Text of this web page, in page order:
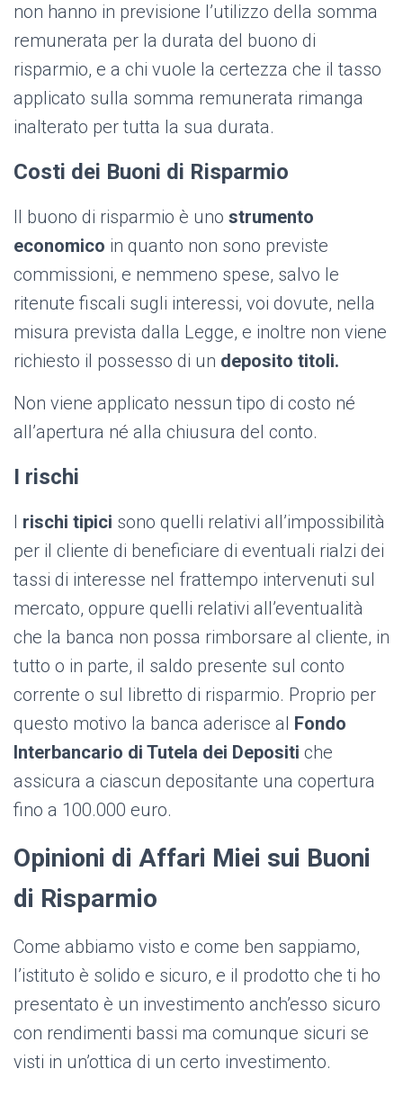
non hanno in previsione l’utilizzo della somma
remunerata per la durata del buono di
risparmio, e a chi vuole la certezza che il tasso
applicato sulla somma remunerata rimanga
inalterato per tutta la sua durata.
Costi dei Buoni di Risparmio
Il buono di risparmio è uno strumento
economico in quanto non sono previste
commissioni, e nemmeno spese, salvo le
ritenute fiscali sugli interessi, voi dovute, nella
misura prevista dalla Legge, e inoltre non viene
richiesto il possesso di un deposito titoli.
Non viene applicato nessun tipo di costo né
all’apertura né alla chiusura del conto.
I rischi
I rischi tipici sono quelli relativi all’impossibilità
per il cliente di beneficiare di eventuali rialzi dei
tassi di interesse nel frattempo intervenuti sul
mercato, oppure quelli relativi all’eventualità
che la banca non possa rimborsare al cliente, in
tutto o in parte, il saldo presente sul conto
corrente o sul libretto di risparmio. Proprio per
questo motivo la banca aderisce al Fondo
Interbancario di Tutela dei Depositi che
assicura a ciascun depositante una copertura
fino a 100.000 euro.
Opinioni di Affari Miei sui Buoni
di Risparmio
Come abbiamo visto e come ben sappiamo,
l’istituto è solido e sicuro, e il prodotto che ti ho
presentato è un investimento anch’esso sicuro
con rendimenti bassi ma comunque sicuri se
visti in un’ottica di un certo investimento.